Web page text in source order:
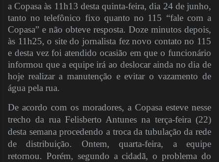
a Copasa às 11h13 desta quinta-feira, dia 24 de junho,
tanto no telefônico fixo quanto no 115 “fale com a
Copasa” e não obteve resposta. Doze minutos depois,
às 11h25, o site do jornalista fez novo contato no 115
e desta vez foi atendido ocasião em que o funcionário
informou que a equipe irá ao deslocar ainda no dia de
hoje realizar a manutenção e evitar o vazamento de
água pela rua.
De acordo com os moradores, a Copasa esteve nesse
trecho da rua Felisberto Antunes na terça-feira (22)
desta semana procedendo a troca da tubulação da rede
de distribuição. Ontem, quarta-feira, a equipe
retornou. Porém, segundo a cidadã, o problema do